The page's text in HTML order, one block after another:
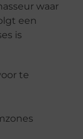
waar
een
is
te